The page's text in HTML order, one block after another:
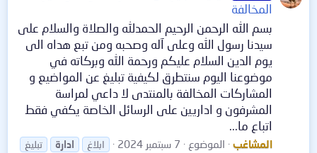
المخالفة
بسم الله الرحمن الرحيم الحمدلله والصلاة والسلام على
سيدنا رسول الله وعلى آله وصحبه ومن تبع هداه الى
يوم الدين السلام عليكم ورحمة الله وبركاته في
موضوعنا اليوم سنتطرق لكيفية تبليغ عن المواضيع و
المشاركات المخالفة بالمنتدى لا داعي لمراسة
المشرفون و اداريين على الرسائل الخاصة يكفي فقط
اتباع ما...
المشاغب الموضوع 7 سبتمبر 2024 ابلاغ ادارة
تبليغ